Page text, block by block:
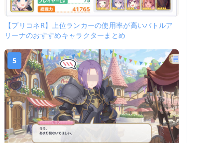
【プリコネR】上位ランカーの使用率が高いバトルア
リーナのおすすめキャラクターまとめ
5